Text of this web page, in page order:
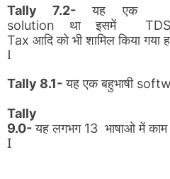
Tally 7.2- यह एक
solution था इसमेंTDS,
Tax आदि को भी शामिल किया गया
I
Tally 8.1- यह एक बहुभाषी
Tally
9.0- यह लगभग13 भाषाओ में काम
I